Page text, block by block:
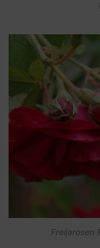
Freijarosen